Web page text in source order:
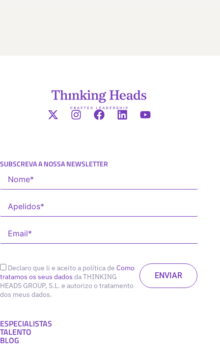
SUBSCREVA A NOSSA NEWSLETTER
Declaro que li e aceito a política de Como
tratamos os seus dados da THINKING
HEADS GROUP, S.L. e autorizo o tratamento
dos meus dados.
ESPECIALISTAS
TALENTO
BLOG